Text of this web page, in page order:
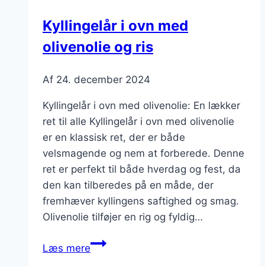
krydderi
Kyllingelår i ovn med
olivenolie og ris
Af 24. december 2024
Kyllingelår i ovn med olivenolie: En lækker
ret til alle Kyllingelår i ovn med olivenolie
er en klassisk ret, der er både
velsmagende og nem at forberede. Denne
ret er perfekt til både hverdag og fest, da
den kan tilberedes på en måde, der
fremhæver kyllingens saftighed og smag.
Olivenolie tilføjer en rig og fyldig…
Læs mereKyllingelår